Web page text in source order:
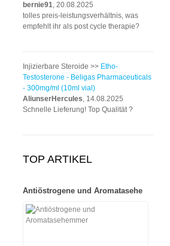
bernie91, 20.08.2025
tolles preis-leistungsverhältnis, was
empfehlt ihr als post cycle therapie?
Injizierbare Steroide >> Etho-
Testosterone - Beligas Pharmaceuticals
- 300mg/ml (10ml vial)
AliunserHercules, 14.08.2025
Schnelle Lieferung! Top Qualität ?
TOP ARTIKEL
Antiöstrogene und Aromatasehe